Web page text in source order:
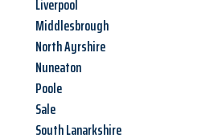
Liverpool
Middlesbrough
North Ayrshire
Nuneaton
Poole
Sale
South Lanarkshire